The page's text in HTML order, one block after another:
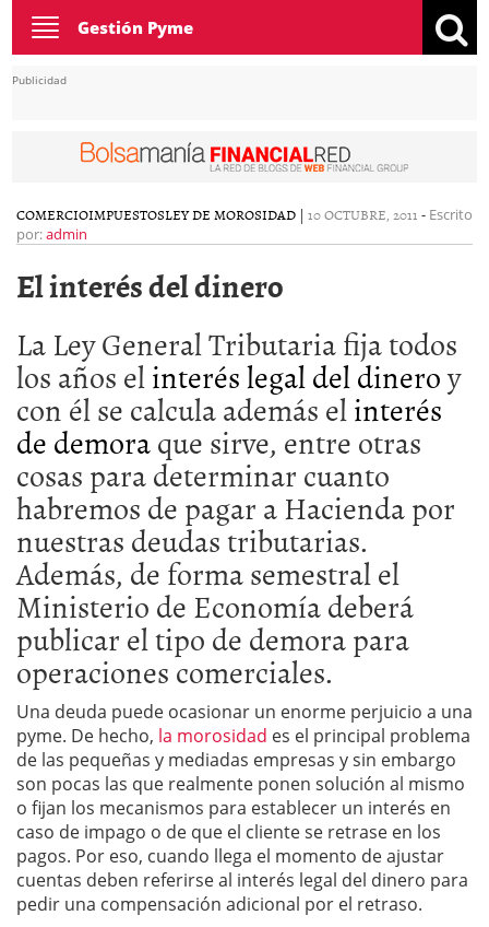
Toggle
navigation
Gestión Pyme
Publicidad
COMERCIOIMPUESTOSLEY DE MOROSIDAD | 10 OCTUBRE, 2011 - Escrito
por:admin
El interés del dinero
La Ley General Tributaria fija todos
los años elinterés legal del dineroy
con él se calcula además elinterés
de demoraque sirve, entre otras
cosas para determinar cuanto
habremos de pagar a Hacienda por
nuestras deudas tributarias.
Además, de forma semestral el
Ministerio de Economía deberá
publicar el tipo de demora para
operaciones comerciales.
Una deuda puede ocasionar un enorme perjuicio a una
pyme. De hecho, la morosidad es el principal problema
de las pequeñas y mediadas empresas y sin embargo
son pocas las que realmente ponen solución al mismo
o fijan los mecanismos para establecer un interés en
caso de impago o de que el cliente se retrase en los
pagos. Por eso, cuando llega el momento de ajustar
cuentas deben referirse al interés legal del dinero para
pedir una compensación adicional por el retraso.